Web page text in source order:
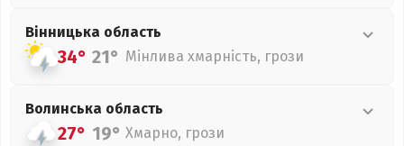
Вінницька область
34° 21° Мінлива хмарність, грози
Волинська область
27° 19° Хмарно, грози